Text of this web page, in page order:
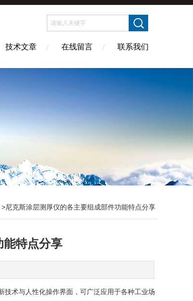
技术文章 在线留言 联系我们
>尼克斯涂层测厚仪的各主要组成部件功能特点分享
能特点分享
术与人性化操作界面，可广泛应用于各种工业场